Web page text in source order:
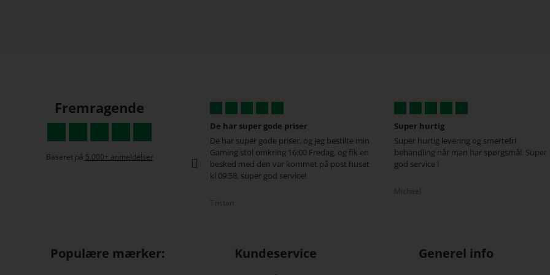
Fremragende
Baseret på 5.000+ anmeldelser
De har super gode priser
De har super gode priser, og jeg bestilte min
Gaming stol omkring 16:00 Fredag, og fik en
besked med den var kommet på post huset
Super hurtig
Super hurtig levering og smertefri
behandling når man har spørgsmål. Super
god service !
Altid super hurtige
Altid super hurtige til at svare og så er
kundeservice fantastisk!
Populære mærker: Kundeservice Generel info